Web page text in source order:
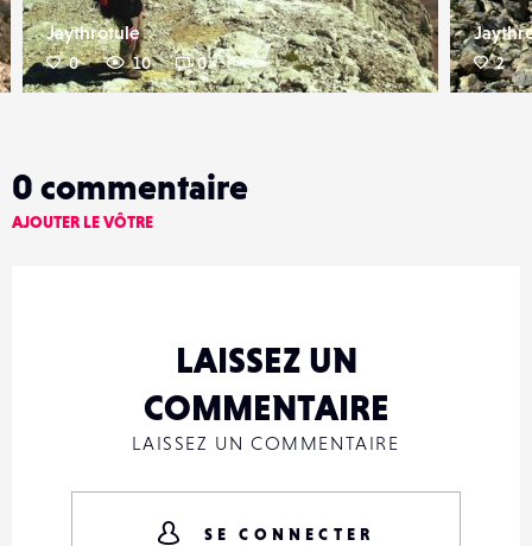
Jaythrotule
0 10 0 2
0 commentaire
AJOUTER LE VÔTRE
LAISSEZ UN
COMMENTAIRE
LAISSEZ UN COMMENTAIRE
SE CONNECTER